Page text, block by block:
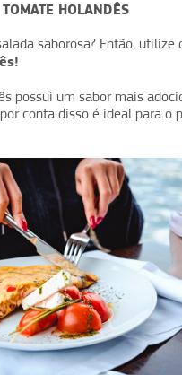
TOMATE HOLANDÊS
saborosa? Então, utilize
possui um sabor mais
conta disso é ideal para o